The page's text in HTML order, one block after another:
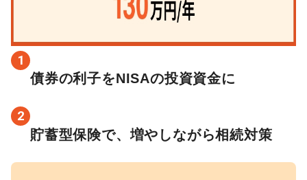
1
債券の利子をNISAの投資資金に
2
貯蓄型保険で、増やしながら相続対策